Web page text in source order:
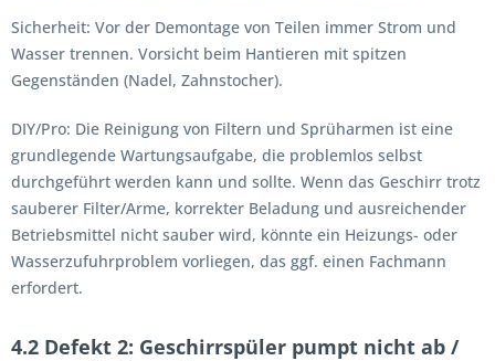
Sicherheit: Vor der Demontage von Teilen immer Strom und
Wasser trennen. Vorsicht beim Hantieren mit spitzen
Gegenständen (Nadel, Zahnstocher).
DIY/Pro: Die Reinigung von Filtern und Sprüharmen ist eine
grundlegende Wartungsaufgabe, die problemlos selbst
durchgeführt werden kann und sollte. Wenn das Geschirr trotz
sauberer Filter/Arme, korrekter Beladung und ausreichender
Betriebsmittel nicht sauber wird, könnte ein Heizungs- oder
Wasserzufuhrproblem vorliegen, das ggf. einen Fachmann
erfordert.
4.2 Defekt 2: Geschirrspüler pumpt nicht ab /